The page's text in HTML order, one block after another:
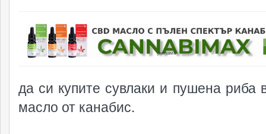
реклама
да си купите сувлаки и пушена риба
масло от канабис.